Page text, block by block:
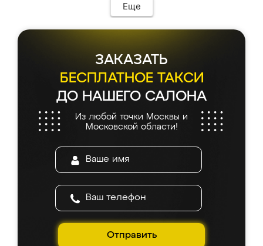
Еще
ЗАКАЗАТЬ
БЕСПЛАТНОЕ ТАКСИ
ДО НАШЕГО САЛОНА
Из любой точки Москвы и
Московской области!
Отправить